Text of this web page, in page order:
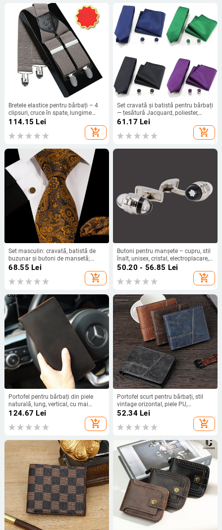
Bretele elastice pentru bărbați – 4
clipsuri, cruce în spate, lungime
reglabilă, lățime 3,5 cm, lungime
114.15 Lei
add_shopping_cart
Set cravată și batistă pentru bărbați
— țesătură Jacquard, poliester,
unisex, stil lejer
61.17 Lei
add_shopping_cart
Set masculin: cravată, batistă de
buzunar și butoni de mansetă;
model Jacquard Paisley; material:
poliester; procesare Jacquard;
butoni de mansetă cu acoperire de
68.55 Lei
add_shopping_cart
Butoni pentru manșete – cupru, stil
înalt, unisex, cristal, electroplacare,
brand Enchanting
50.20 - 56.85 Lei
add_shopping_cart
Portofel pentru bărbați din piele
naturală, lung, vertical, cu mai
multe compartimente pentru
carduri și buzunar pentru monede,
culoare uni, căptușeală poliester-
superior
124.67 Lei
add_shopping_cart
Portofel scurt pentru bărbați, stil
vintage orizontal, piele PU,
căptușeală sintetică, monocrom, cu
52.34Lei
add_shopping_cart